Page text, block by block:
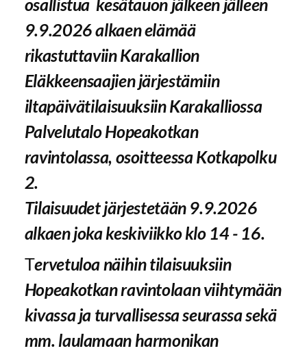
9.9.2026 alkaen elämää
rikastuttaviin Karakallion
Eläkkeensaajien järjestämiin
iltapäivätilaisuuksiin Karakalliossa
Palvelutalo Hopeakotkan
ravintolassa, osoitteessa Kotkapolku
2.
Tilaisuudet järjestetään 9.9.2026
alkaen joka keskiviikko klo 14 - 16.
Tervetuloa näihin tilaisuuksiin
Hopeakotkan ravintolaan viihtymään
kivassa ja turvallisessa seurassa sekä
mm. laulamaan harmonikan